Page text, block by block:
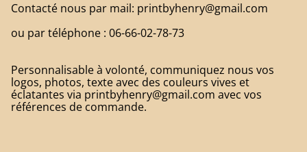
Contacté nous par mail: printbyhenry@gmail.com
ou par téléphone : 06-66-02-78-73
Personnalisable à volonté, communiquez nous vos
logos, photos, texte avec des couleurs vives et
éclatantes via printbyhenry@gmail.com avec vos
références de commande.